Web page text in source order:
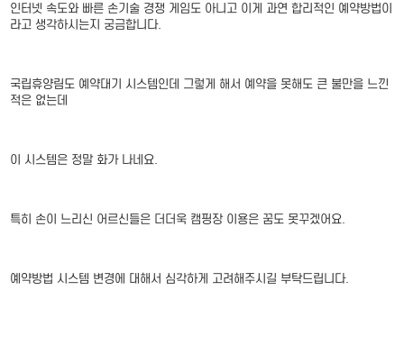
인터넷 속도와 빠른 손기술 경쟁 게임도 아니고 이게 과연 합리적인 예약방법이
라고 생각하시는지 궁금합니다.
국립휴양림도 예약대기 시스템인데 그렇게 해서 예약을 못해도 큰 불만을 느낀
적은 없는데
이 시스템은 정말 화가 나네요.
특히 손이 느리신 어르신들은 더더욱 캠핑장 이용은 꿈도 못꾸겠어요.
예약방법 시스템 변경에 대해서 심각하게 고려해주시길 부탁드립니다.